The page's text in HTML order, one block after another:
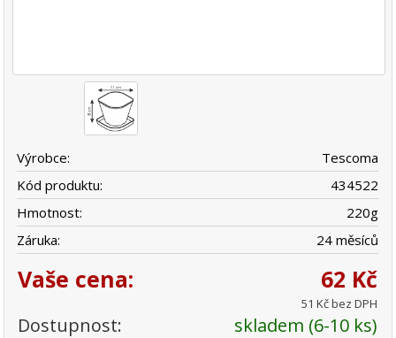
Výrobce:
Tescoma
Kód produktu:
434522
Hmotnost:
220g
Záruka:
24 měsíců
Vaše cena: 62 Kč
51 Kč bez DPH
Dostupnost: skladem (6-10 ks)